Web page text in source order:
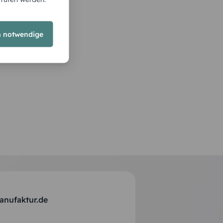
notwendige